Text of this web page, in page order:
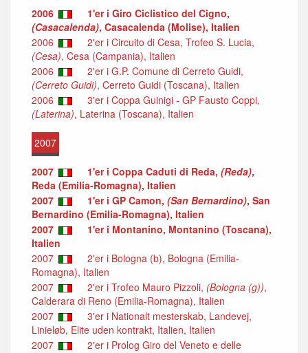
2006
1'er i Giro Ciclistico del Cigno,
(Casacalenda), Casacalenda (Molise), Italien
2006
2'er i Circuito di Cesa, Trofeo S. Lucia,
(Cesa), Cesa (Campania), Italien
2006
2'er i G.P. Comune di Cerreto Guidi,
(Cerreto Guidi), Cerreto Guidi (Toscana), Italien
2006
3'er i Coppa Guinigi - GP Fausto Coppi,
(Laterina), Laterina (Toscana), Italien
2007
2007 1'er i Coppa Caduti di Reda, (Reda),
Reda (Emilia-Romagna), Italien
2007
1'er i GP Camon, (San Bernardino), San
Bernardino (Emilia-Romagna), Italien
2007
1'er i Montanino, Montanino (Toscana),
Italien
2007
2'er i Bologna (b), Bologna (Emilia-
Romagna), Italien
2007
2'er i Trofeo Mauro Pizzoli, (Bologna (g)),
Calderara di Reno (Emilia-Romagna), Italien
2007
3'er i Nationalt mesterskab, Landevej,
Linieløb, Elite uden kontrakt, Italien, Italien
2007
2'er i Prolog Giro del Veneto e delle